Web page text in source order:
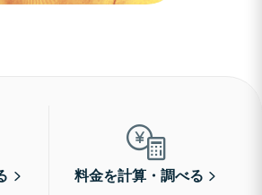
料金を計算・調べる